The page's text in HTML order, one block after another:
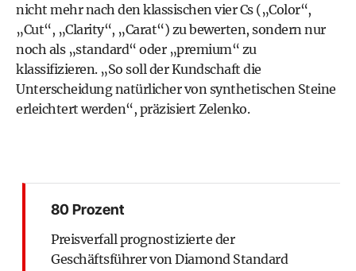
nicht mehr nach den klassischen vier Cs („Color“,
„Cut“, „Clarity“, „Carat“) zu bewerten, sondern nur
noch als „standard“ oder „premium“ zu
klassifizieren. „So soll der Kundschaft die
Unterscheidung natürlicher von synthetischen Steine
erleichtert werden“, präzisiert Zelenko.
80 Prozent
Preisverfall prognostizierte der
Geschäftsführer von Diamond Standard